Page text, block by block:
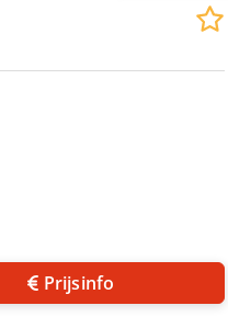
Prijsinfo